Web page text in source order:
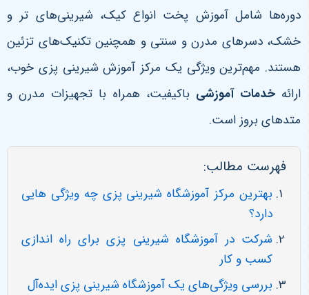
دوره‌ها شامل آموزش پخت انواع کیک، شیرینی‌های تر و
خشک، دسرهای مدرن و سنتی و همچنین تکنیک‌های تزئین
هستند. مهم‌ترین ویژگی یک مرکز آموزش شیرینی پزی خوب،
ارائهخدمات آموزشی باکیفیت، همراه با تجهیزات مدرن و
متدهای بروز است.
فهرست مطالب:
بهترین مرکز آموزشگاه شیرینی پزی چه ویژگی هایی
دارد؟
شرکت در آموزشگاه شیرینی پزی برای راه اندازی
کسب و کار
بررسی ویژگی‌های یک آموزشگاه شیرینی پزی ایده‌آل